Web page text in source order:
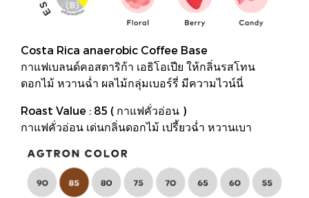
Costa Rica anaerobic Coffee Base
กาแฟเบลนด์คอสตาริก้า เอธิโอเปีย ให้กลิ่นรสโทน
ดอกไม้ หวานฉ่ำ ผลไม้กลุ่มเบอร์รี่ มีความไวน์นี่
Roast Value : 85 ( กาแฟคั่วอ่อน )
กาแฟคั่วอ่อน เด่นกลิ่นดอกไม้ เปรี้ยวฉ่ำ หวานเบา